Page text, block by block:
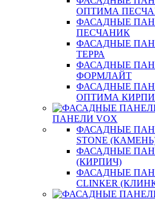
ОПТИМА
ФАСАДНЫЕ
ПЕСЧАНИК
ФАСАДНЫЕ
ТЕРРА
ФАСАДНЫЕ
ФОРМЛАЙТ
ФАСАДНЫЕ
ОПТИМА
ПАНЕЛИ VOX
ФАСАДНЫЕ
STONE
ФАСАДНЫЕ
(КИРПИЧ)
ФАСАДНЫЕ
CLINКER